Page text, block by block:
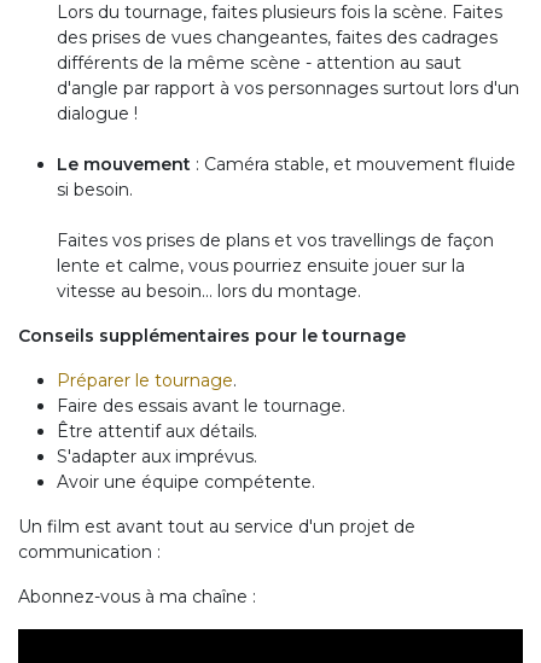
Lors du tournage, faites plusieurs fois la scène. Faites
des prises de vues changeantes, faites des cadrages
différents de la même scène - attention au saut
d'angle par rapport à vos personnages surtout lors d'un
dialogue !
Le mouvement : Caméra stable, et mouvement fluide
si besoin.
Faites vos prises de plans et vos travellings de façon
lente et calme, vous pourriez ensuite jouer sur la
vitesse au besoin... lors du montage.
Conseils supplémentaires pour le tournage
Préparer le tournage.
Faire des essais avant le tournage.
Être attentif aux détails.
S'adapter aux imprévus.
Avoir une équipe compétente.
Un film est avant tout au service d'un projet de
communication :
Abonnez-vous à ma chaîne :